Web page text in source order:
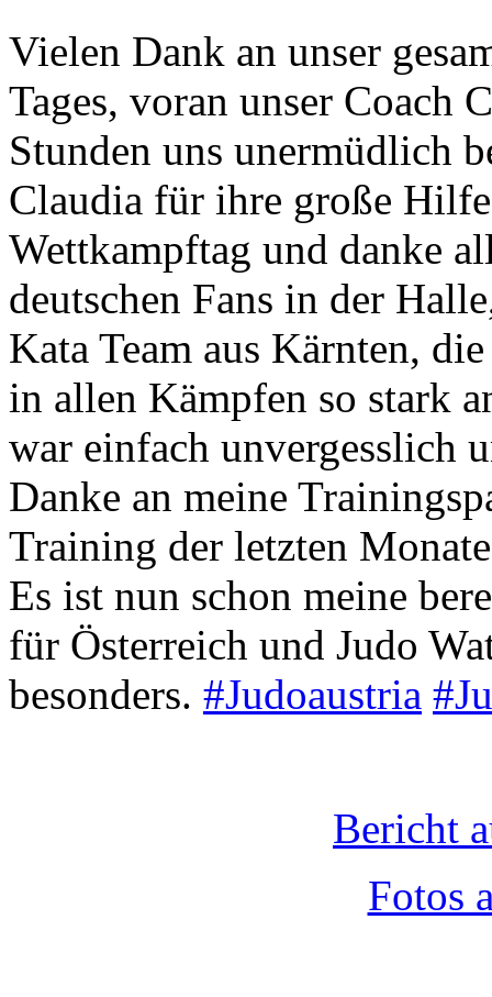
Vielen Dank an unser
Tages, voran unser Coach
Stunden uns unermüdlich
Claudia für ihre große
Wettkampftag und danke
deutschen Fans in der
Kata Team aus Kärnten,
in allen Kämpfen so stark
war einfach unvergesslich
Danke an meine
Training der letzten
Es ist nun schon meine
für Österreich und Judo
besonders. #Judoaustria
Bericht
Fotos